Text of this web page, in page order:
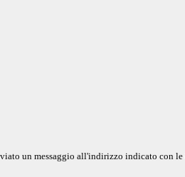
un messaggio all'indirizzo indicato con le